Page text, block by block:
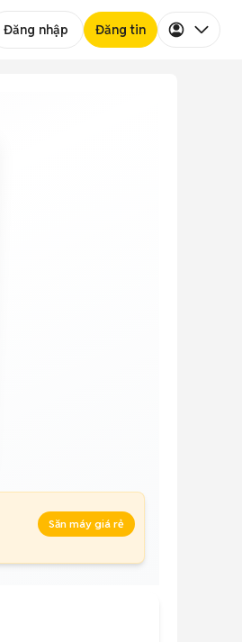
Đăng nhập Đăng tin
Săn máy giá rẻ